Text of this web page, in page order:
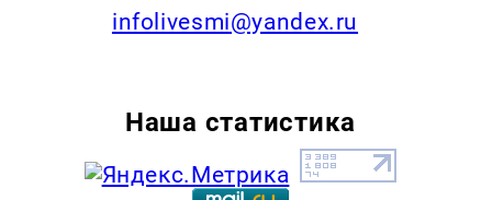
infolivesmi@yandex.ru
Наша статистика